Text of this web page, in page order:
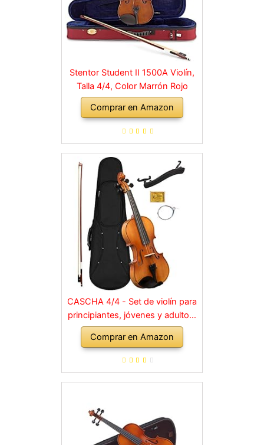
Stentor Student II 1500A Violín,
Talla 4/4, Color Marrón Rojo
Comprar en Amazon
CASCHA 4/4 - Set de violín para
principiantes, jóvenes y adultos,
violín macizo con arco, colofonia,
cuerdas de repuesto, soporte
para hombro, maletín, abeto
Comprar en Amazon